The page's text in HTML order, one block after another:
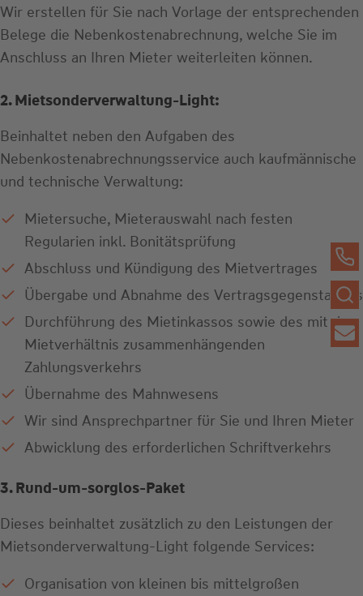
Wir erstellen für Sie nach Vorlage der entsprechenden
Belege die Nebenkostenabrechnung, welche Sie im
Anschluss an Ihren Mieter weiterleiten können.
2. Mietsonderverwaltung-Light:
Beinhaltet neben den Aufgaben des
Nebenkostenabrechnungsservice auch kaufmännische
und technische Verwaltung:
Mietersuche, Mieterauswahl nach festen
Regularien inkl. Bonitätsprüfung
Abschluss und Kündigung des Mietvertrages
Übergabe und Abnahme des Vertragsgegenstandes
Durchführung des Mietinkassos sowie des mit dem
Mietverhältnis zusammenhängenden
Zahlungsverkehrs
Übernahme des Mahnwesens
Wir sind Ansprechpartner für Sie und Ihren Mieter
Abwicklung des erforderlichen Schriftverkehrs
3. Rund-um-sorglos-Paket
Dieses beinhaltet zusätzlich zu den Leistungen der
Mietsonderverwaltung-Light folgende Services:
Organisation von kleinen bis mittelgroßen